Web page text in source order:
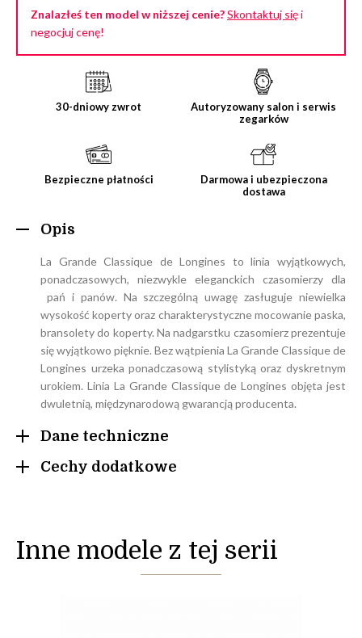
Znalazłeś ten model w niższej cenie?Skontaktuj sięi
negocjuj cenę!
30-dniowy zwrot
Autoryzowany salon i serwis
zegarków
Bezpieczne płatności
Darmowa i ubezpieczona
dostawa
Opis
La Grande Classique de Longines to linia wyjątkowych,
ponadczasowych, niezwykle eleganckich czasomierzy dla
pań i panów. Na szczególną uwagę zasługuje niewielka
wysokość koperty oraz charakterystyczne mocowanie paska,
bransolety do koperty. Na nadgarstku czasomierz prezentuje
się wyjątkowo pięknie. Bez wątpienia La Grande Classique de
Longines urzeka ponadczasową stylistyką oraz dyskretnym
urokiem. Linia La Grande Classique de Longines objęta jest
dwuletnią, międzynarodową gwarancją producenta.
Dane techniczne
Cechy dodatkowe
Inne modele z tej serii